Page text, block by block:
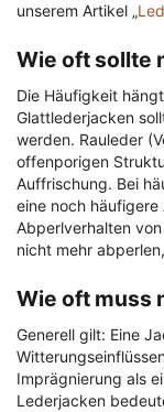
unserem Artikel „
Wie oft sollte
Die Häufigkeit
Glattlederjacken
werden. Rauleder
offenporigen
Auffrischung. Bei
eine noch
Abperlverhalten
nicht mehr
Wie oft muss
Generell gilt: Eine
Imprägnierung als
Lederjacken